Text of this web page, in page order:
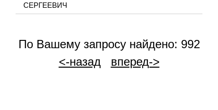
СЕРГЕЕВИЧ
По Вашему запросу найдено: 992
<-назад
вперед->